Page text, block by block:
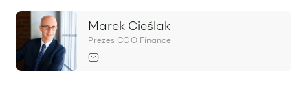
EN Marek Cieślak
Prezes CGO Finance